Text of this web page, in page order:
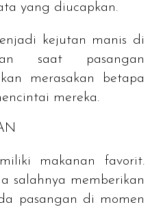
yang diucapkan.
kejutan manis di
saat pasangan
merasakan betapa
mereka.
makanan favorit.
salahnya memberikan
pasangan di momen